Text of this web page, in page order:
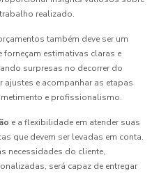
realizado.
também deve ser um
forneçam estimativas claras e
surpresas no decorrer do
e acompanhar as etapas
e profissionalismo.
e a flexibilidade em atender suas
que devem ser levadas em conta.
necessidades do cliente,
será capaz de entregar